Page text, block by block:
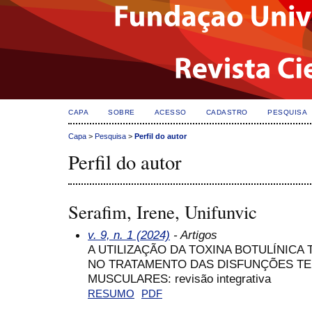
CAPA SOBRE ACESSO CADASTRO PESQUISA
Capa > Pesquisa > Perfil do autor
Perfil do autor
Serafim, Irene, Unifunvic
v. 9, n. 1 (2024) - Artigos
A UTILIZAÇÃO DA TOXINA BOTULÍNICA
NO TRATAMENTO DAS DISFUNÇÕES
MUSCULARES: revisão integrativa
RESUMO PDF